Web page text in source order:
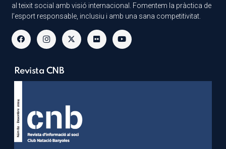
al teixit social amb visió internacional. Fomentem la pràctica de
l’esport responsable, inclusiu i amb una sana competitivitat.
Revista CNB